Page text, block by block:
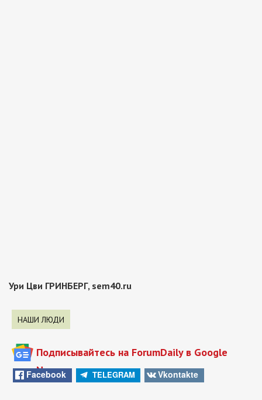
Ури Цви ГРИНБЕРГ, sem40.ru
НАШИ ЛЮДИ
Подписывайтесь на ForumDaily в Google
News
Facebook TELEGRAM Vkontakte